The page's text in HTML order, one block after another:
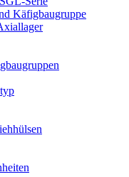
Käfigbaugruppe